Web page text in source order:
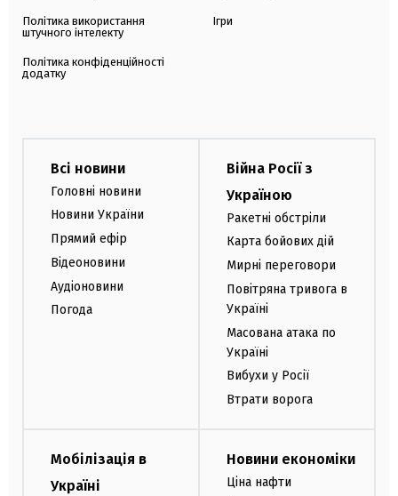
Політика використання
штучного інтелекту
Політика конфіденційності
додатку
Ігри
Всі новини
Головні новини
Новини України
Прямий ефір
Відеоновини
Аудіоновини
Погода
Війна Росії з
Україною
Ракетні обстріли
Карта бойових дій
Мирні переговори
Повітряна тривога в
Україні
Масована атака по
Україні
Вибухи у Росії
Втрати ворога
Мобілізація в
Україні
Новини економіки
Ціна нафти